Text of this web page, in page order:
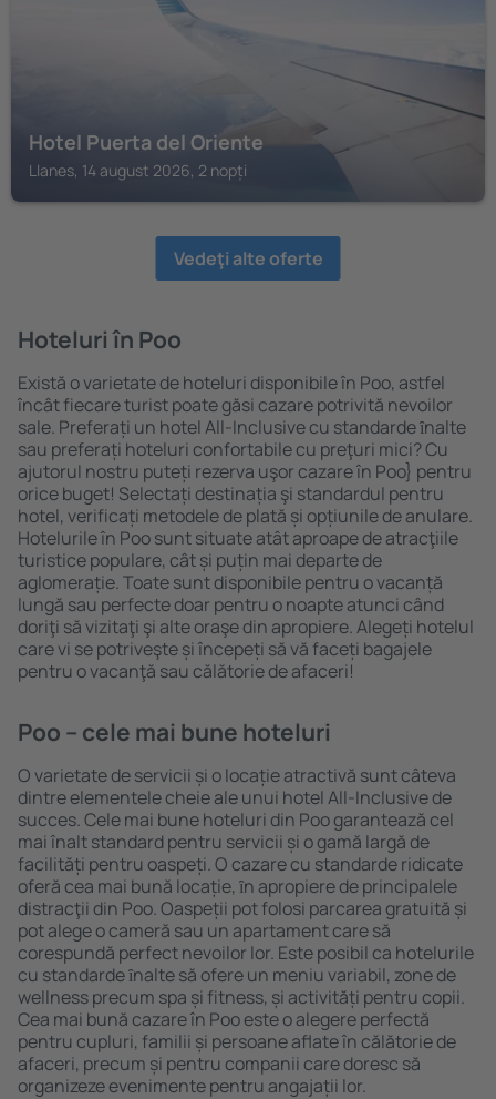
Hotel Puerta del Oriente
Llanes, 14 august 2026, 2 nopți
Vedeţi alte oferte
Hoteluri în Poo
Există o varietate de hoteluri disponibile în Poo, astfel
încât fiecare turist poate găsi cazare potrivită nevoilor
sale. Preferați un hotel All-Inclusive cu standarde ȋnalte
sau preferați hoteluri confortabile cu preţuri mici? Cu
ajutorul nostru puteți rezerva uşor cazare în Poo} pentru
orice buget! Selectați destinația şi standardul pentru
hotel, verificați metodele de plată și opțiunile de anulare.
Hotelurile în Poo sunt situate atât aproape de atracţiile
turistice populare, cât și puțin mai departe de
aglomerație. Toate sunt disponibile pentru o vacanță
lungă sau perfecte doar pentru o noapte atunci când
doriţi să vizitaţi şi alte oraşe din apropiere. Alegeți hotelul
care vi se potriveşte și începeți să vă faceți bagajele
pentru o vacanţă sau călătorie de afaceri!
Poo – cele mai bune hoteluri
O varietate de servicii și o locație atractivă sunt câteva
dintre elementele cheie ale unui hotel All-Inclusive de
succes. Cele mai bune hoteluri din Poo garantează cel
mai înalt standard pentru servicii și o gamă largă de
facilități pentru oaspeți. O cazare cu standarde ridicate
oferă cea mai bună locație, ȋn apropiere de principalele
distracţii din Poo. Oaspeții pot folosi parcarea gratuită și
pot alege o cameră sau un apartament care să
corespundă perfect nevoilor lor. Este posibil ca hotelurile
cu standarde ȋnalte să ofere un meniu variabil, zone de
wellness precum spa și fitness, și activități pentru copii.
Cea mai bună cazare în Poo este o alegere perfectă
pentru cupluri, familii și persoane aflate în călătorie de
afaceri, precum și pentru companii care doresc să
organizeze evenimente pentru angajații lor.